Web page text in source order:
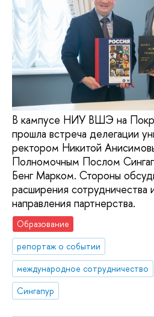
В кампусе НИУ ВШЭ на
прошла встреча делегации
ректором Никитой
Полномочным Послом
Бенг Марком. Стороны
расширения сотрудничества
направления партнерства.
Образование
репортаж о событии
международное сотрудничество
Сингапур